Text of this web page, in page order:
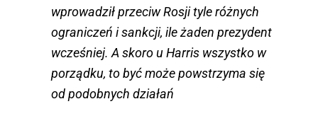
wprowadził przeciw Rosji tyle różnych
ograniczeń i sankcji, ile żaden prezydent
wcześniej. A skoro u Harris wszystko w
porządku, to być może powstrzyma się
od podobnych działań